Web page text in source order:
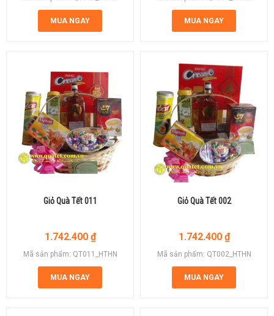
MUA NGAY MUA NGAY
Giỏ Quà Tết 011
1.742.400 ₫
Mã sản phẩm: QT011_HTHN
MUA NGAY
Giỏ Quà Tết 002
1.742.400 ₫
Mã sản phẩm: QT002_HTHN
MUA NGAY